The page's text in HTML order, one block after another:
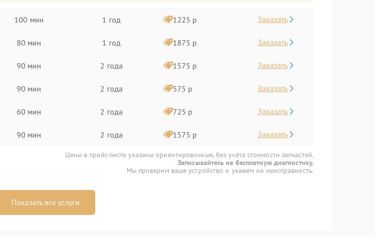
100 мин 1 год 1225 р Заказать
80 мин 1 год 1875 р Заказать
90 мин 2 года 1575 р Заказать
90 мин 2 года 575 р Заказать
60 мин 2 года 725 р Заказать
90 мин 2 года 1575 р Заказать
Цены в прайс-листе указаны ориентировочные, без учета стоимости запчастей.
Записывайтесь на бесплатную диагностику.
Мы проверим ваше устройство и укажем на неисправность.
Показать все услуги